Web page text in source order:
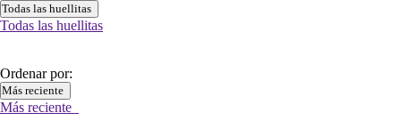
Todas las huellitas
Todas las huellitas
Ordenar por:
Más reciente
Más reciente